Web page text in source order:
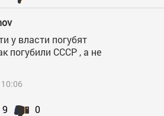
у власти погубят
погубили СССР , а не
0
9